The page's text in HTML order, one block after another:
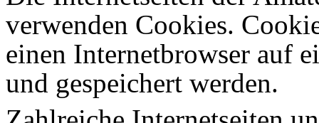
verwenden Cookies.
einen Internetbrowser auf
und gespeichert werden.